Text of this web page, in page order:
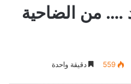
…. من الضاحية
559 دقيقة واحدة